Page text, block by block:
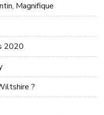
Magnifique
2020
?